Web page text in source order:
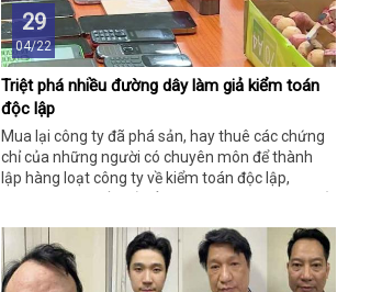
29
04/22
Triệt phá nhiều đường dây làm giả kiểm toán
độc lập
Mua lại công ty đã phá sản, hay thuê các chứng
chỉ của những người có chuyên môn để thành
lập hàng loạt công ty về kiểm toán độc lập,
theo đơn đặt hàng, bán ra thị trường kiếm lời.